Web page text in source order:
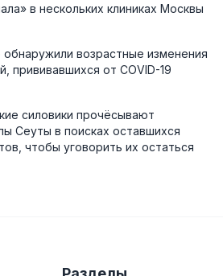
в нескольких клиниках Москвы
обнаружили возрастные изменения
прививавшихся от COVID-19
силовики прочёсывают
Сеуты в поисках оставшихся
чтобы уговорить их остаться